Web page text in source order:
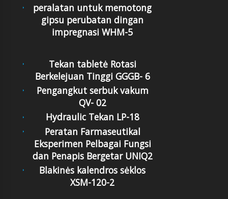
peralatan untuk memotong
gipsu perubatan dingan
impregnasi WHM-5
Tekan tabletė Rotasi
Berkelejuan Tinggi GGGB- 6
Pengangkut serbuk vakum
QV- 02
Hydraulic Tekan LP-18
Peratan Farmaseutikal
Eksperimen Pelbagai Fungsi
dan Penapis Bergetar UNIQ2
Blakinės kalendros sėklos
XSM-120-2